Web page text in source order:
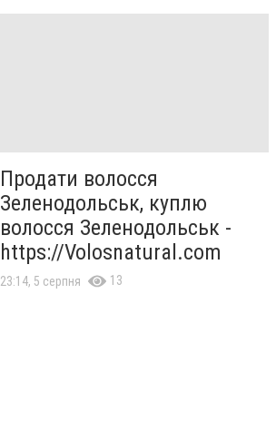
Продати волосся
Зеленодольськ, куплю
волосся Зеленодольськ -
https://Volosnatural.com
23:14, 5 серпня 13